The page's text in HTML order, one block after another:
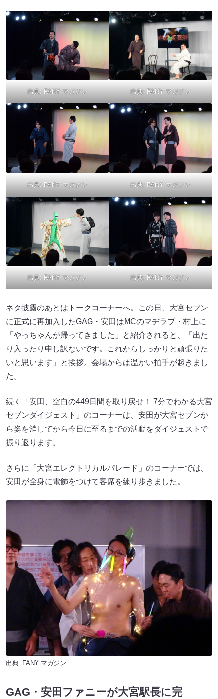
出典: FANY マガジン 出典: FANY マガジン
出典: FANY マガジン 出典: FANY マガジン
出典: FANY マガジン 出典: FANY マガジン
ネタ披露のあとはトークコーナーへ。この日、大宮セブン
に正式に再加入したGAG・安田はMCのマヂラブ・村上に
「やっちゃんが帰ってきました」と紹介されると、「出た
り入ったり申し訳ないです。これからしっかりと頑張りた
いと思います」と挨拶。会場からは温かい拍手が起きまし
た。
続く「安田、空白の449日間を取り戻せ！ 7分でわかる大宮
セブンダイジェスト」のコーナーは、安田が大宮セブンか
ら姿を消してから今日に至るまでの活動をダイジェストで
振り返ります。
さらに「大宮エレクトリカルパレード」のコーナーでは、
安田が全身に電飾をつけて客席を練り歩きました。
出典: FANY マガジン
GAG・安田ファニーが大宮駅長に完